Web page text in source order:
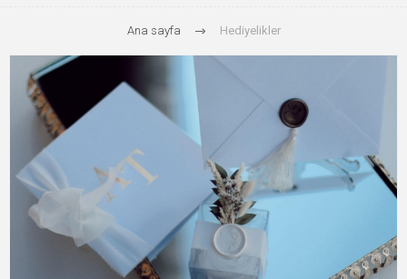
Ana sayfa Hediyelikler